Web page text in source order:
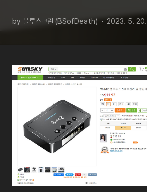
by 블루스크린 (BSofDeath) 2023. 5. 20.